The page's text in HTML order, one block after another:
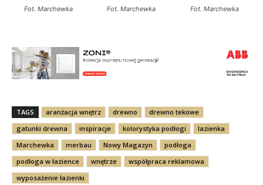
Fot. Marchewka Fot. Marchewka Fot. Marchewka
TAGS aranżacja wnętrz drewno
drewno tekowe
gatunki drewna
inspiracje kolorystyka podłogi
lazienka
Marchewka
merbau Nowy Magazyn
podłoga
podłoga w łazience
wnętrze
współpraca reklamowa
wyposażenie łazienki